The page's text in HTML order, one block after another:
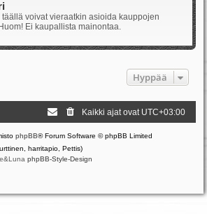
täällä voivat vieraatkin asioida kauppojen
Ei kaupallista mainontaa.
Hyppää
Kaikki ajat ovat UTC+03:00
phpBB® Forum Software © phpBB Limited
harritapio, Pettis)
phpBB-Style-Design